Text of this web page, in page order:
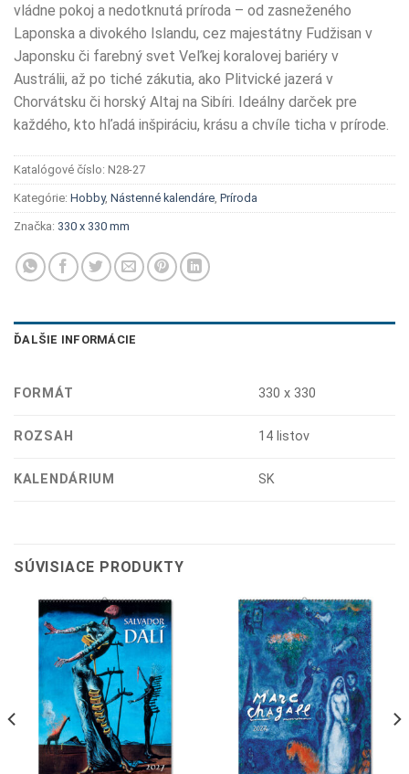
vládne pokoj a nedotknutá príroda – od zasneženého
Laponska a divokého Islandu, cez majestátny Fudžisan v
Japonsku či farebný svet Veľkej koralovej bariéry v
Austrálii, až po tiché zákutia, ako Plitvické jazerá v
Chorvátsku či horský Altaj na Sibíri. Ideálny darček pre
každého, kto hľadá inšpiráciu, krásu a chvíle ticha v prírode.
Katalógové číslo: N28-27
Kategórie: Hobby, Nástenné kalendáre Príroda
Značka: 330 x 330 mm
ĎALŠIE INFORMÁCIE
FORMÁT 330 x 330
ROZSAH 14 listov
KALENDÁRIUM SK
SÚVISIACE PRODUKTY